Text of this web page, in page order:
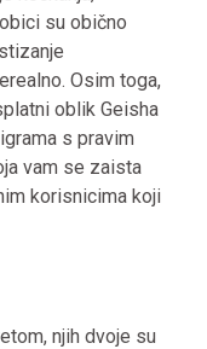
su obično
Osim toga,
oblik Geisha
s pravim
vam se zaista
korisnicima koji
njih dvoje su